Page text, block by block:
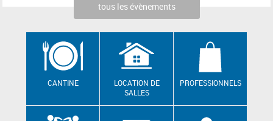
tous les évènements
CANTINE
LOCATION DE
SALLES
PROFESSIONNELS